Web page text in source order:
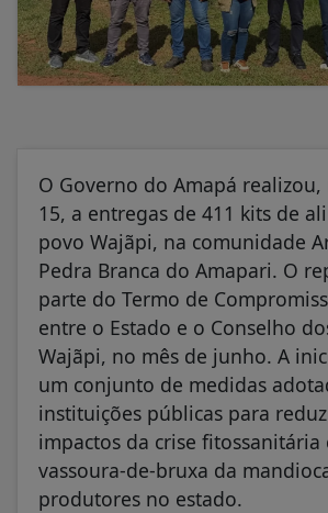
O Governo do Amapá realizou,
15, a entregas de 411 kits de
povo Wajãpi, na comunidade
Pedra Branca do Amapari. O
parte do Termo de
entre o Estado e o Conselho
Wajãpi, no mês de junho. A
um conjunto de medidas
instituições públicas para
impactos da crise fitossanitária
vassoura-de-bruxa da
produtores no estado.